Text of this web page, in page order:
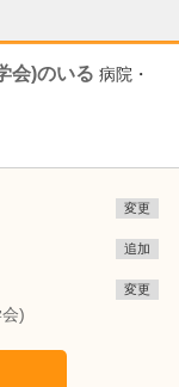
会)のいる 病院・
変更
追加
)
変更